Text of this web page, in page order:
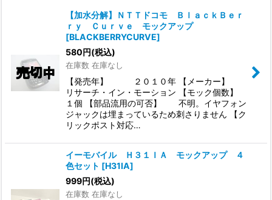
絞り込む
【加水分解】ＮＴＴドコモ ＢｌａｃｋＢｅｒ
ｒｙ Ｃｕｒｖｅ モックアップ
[BLACKBERRYCURVE]
580円(税込)
在庫数 在庫なし
【発売年】 ２０１０年 【メーカー】
リサーチ・イン・モーション 【モック個数】
１個 【部品流用の可否】 不明。イヤフォン
ジャックは埋まっているため刺さりません 【ク
リックポスト対応…
イーモバイル Ｈ３１ＩＡ モックアップ ４
色セット [H31IA]
999円(税込)
在庫数 在庫なし